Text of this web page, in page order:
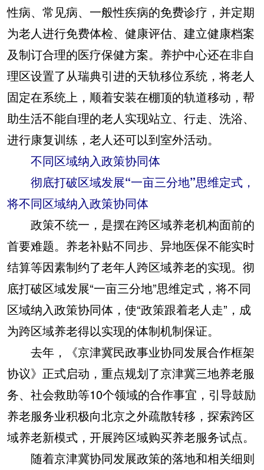
性病、常见病、一般性疾病的免费诊疗，并定期
为老人进行免费体检、健康评估、建立健康档案
及制订合理的医疗保健方案。养护中心还在非自
理区设置了从瑞典引进的天轨移位系统，将老人
固定在系统上，顺着安装在棚顶的轨道移动，帮
助生活不能自理的老人实现站立、行走、洗浴、
进行康复训练，老人还可以到室外活动。
不同区域纳入政策协同体
彻底打破区域发展“一亩三分地”思维定式，
将不同区域纳入政策协同体
政策不统一，是摆在跨区域养老机构面前的
首要难题。养老补贴不同步、异地医保不能实时
结算等因素制约了老年人跨区域养老的实现。彻
底打破区域发展“一亩三分地”思维定式，将不同
区域纳入政策协同体，使“政策跟着老人走”，成
为跨区域养老得以实现的体制机制保证。
去年，《京津冀民政事业协同发展合作框架
协议》正式启动，重点规划了京津冀三地养老服
务、社会救助等10个领域的合作事宜，引导鼓励
养老服务业积极向北京之外疏散转移，探索跨区
域养老新模式，开展跨区域购买养老服务试点。
随着京津冀协同发展政策的落地和相关细则